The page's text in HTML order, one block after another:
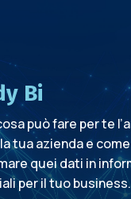
Bi
può fare per te
tua azienda e come
quei dati in
per il tuo business.